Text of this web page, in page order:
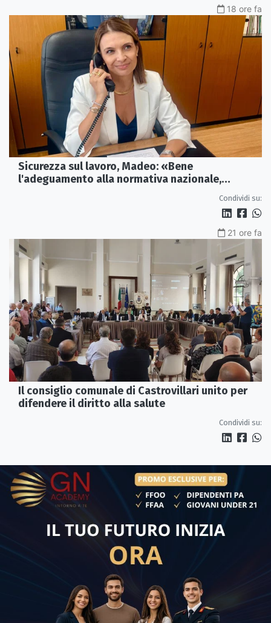
18 ore fa
Sicurezza sul lavoro, Madeo: «Bene
l'adeguamento alla normativa nazionale,
Condividi su:
21 ore fa
Il consiglio comunale di Castrovillari unito per
difendere il diritto alla salute
Condividi su: